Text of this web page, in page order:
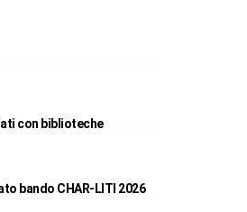
con biblioteche
bando CHAR-LITI 2026